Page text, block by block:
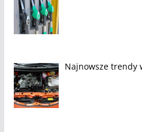
Najnowsze trendy